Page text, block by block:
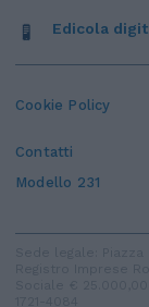
Cookie Policy
Contatti
Modello 231
Edicola